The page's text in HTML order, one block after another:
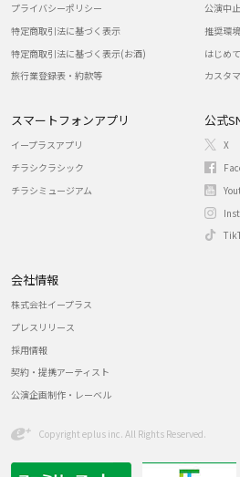
プライバシーポリシー
特定商取引法に基づく表示
特定商取引法に基づく表示(お酒)
旅行業登録表・約款等
公演中
推奨環境
はじめ
カスタ
スマートフォンアプリ
イープラスアプリ
チラシクラシック
チラシミュージアム
公式
X
会社情報
株式会社イープラス
プレスリリース
採用情報
契約・提携アーティスト
公演企画制作・レーベル
Copyright eplus inc. All Rights Reserved.